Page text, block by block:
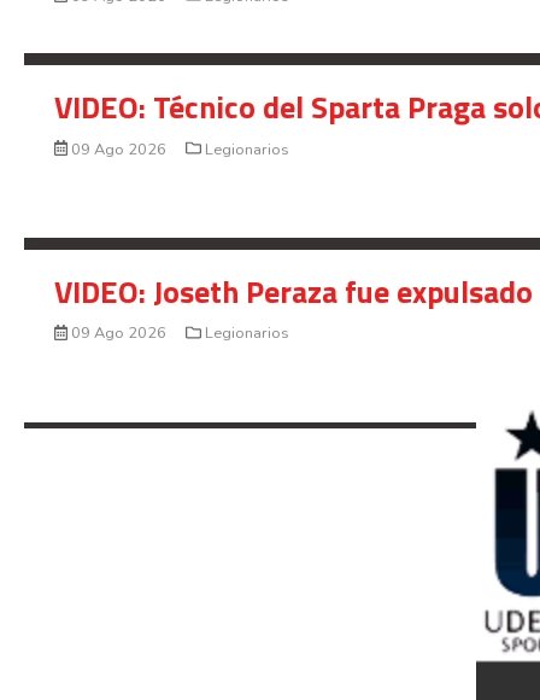
VIDEO: Técnico del Sparta Praga
09 Ago 2026 Legionarios
VIDEO: Joseth Peraza fue
09 Ago 2026 Legionarios